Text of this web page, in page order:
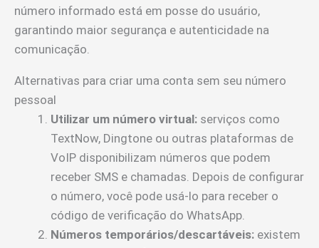
número informado está em posse do usuário,
garantindo maior segurança e autenticidade na
comunicação.
Alternativas para criar uma conta sem seu número
pessoal
Utilizar um número virtual: serviços como
TextNow, Dingtone ou outras plataformas de
VoIP disponibilizam números que podem
receber SMS e chamadas. Depois de configurar
o número, você pode usá-lo para receber o
código de verificação do WhatsApp.
Números temporários/descartáveis: existem